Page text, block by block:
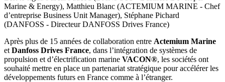
Marine & Energy), Matthieu Blanc (ACTEMIUM MARINE - Chef
d’entreprise Business Unit Manager), Stéphane Pichard
(DANFOSS - Directeur DANFOSS Drives France)
Après plus de 15 années de collaboration entre Actemium Marine
et Danfoss Drives France, dans l’intégration de systèmes de
propulsion et d’électrification marine VACON®, les sociétés ont
souhaité mettre en place un partenariat stratégique pour accélérer les
développements futurs en France comme à l’étranger.